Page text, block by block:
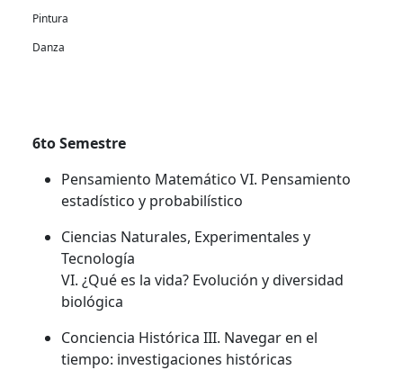
Pintura
Danza
6to Semestre
Pensamiento Matemático VI. Pensamiento
estadístico y probabilístico
Ciencias Naturales, Experimentales y
Tecnología
VI. ¿Qué es la vida? Evolución y diversidad
biológica
Conciencia Histórica III. Navegar en el
tiempo: investigaciones históricas